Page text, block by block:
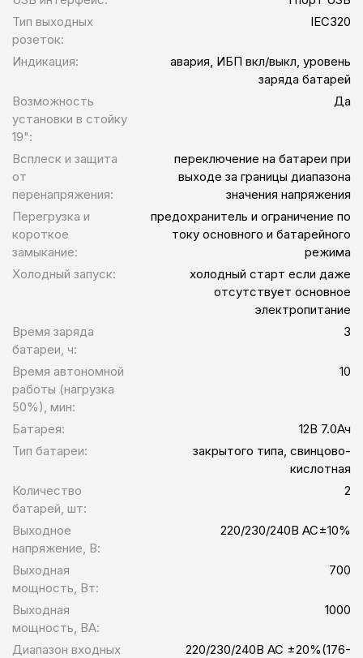
Тип выходных
розеток:
IEC320
Индикация:
авария, ИБП вкл/выкл, уровень
заряда батарей
Возможность
установки в стойку
19":
Да
Всплеск и защита
от
перенапряжения:
переключение на батареи при
выходе за границы диапазона
значения напряжения
Перегрузка и
короткое
замыкание:
предохранитель и ограничение по
току основного и батарейного
режима
Холодный запуск:
холодный старт если даже
отсутствует основное
электропитание
Время заряда
батареи, ч:
3
Время автономной
работы (нагрузка
50%), мин:
10
Батарея:
12В 7.0Ач
Тип батареи:
закрытого типа, свинцово-
кислотная
Количество
батарей, шт:
2
Выходное
напряжение, В:
220/230/240В AC±10%
Выходная
мощность, Вт:
700
Выходная
мощность, ВА:
1000
Диапазон входных
220/230/240В AC ±20%(176-